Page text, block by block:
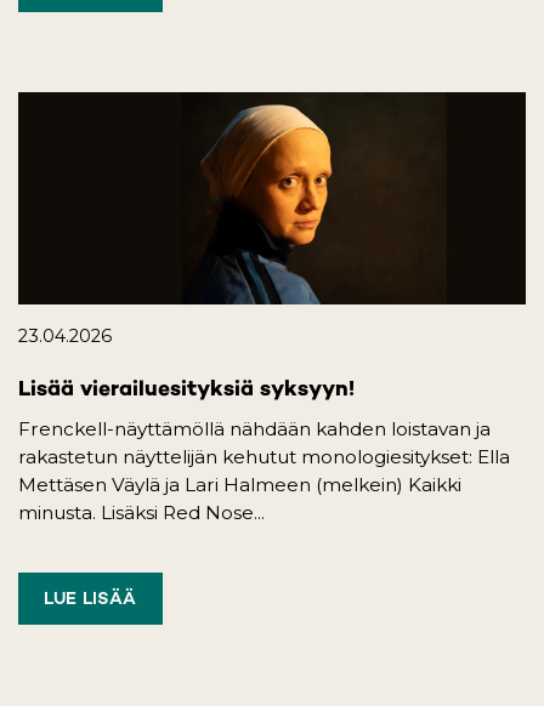
23.04.2026
Lisää vierailuesityksiä syksyyn!
Frenckell-näyttämöllä nähdään kahden loistavan ja
rakastetun näyttelijän kehutut monologiesitykset: Ella
Mettäsen Väylä ja Lari Halmeen (melkein) Kaikki
minusta. Lisäksi Red Nose...
LUE LISÄÄ